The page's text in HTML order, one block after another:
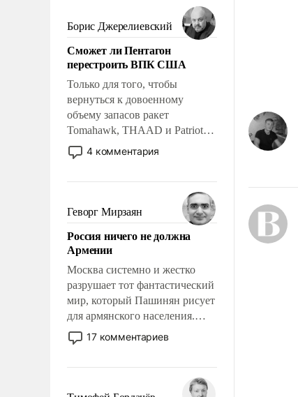
Борис Джерелиевский
Сможет ли Пентагон
перестроить ВПК США
Только для того, чтобы
вернуться к довоенному
объему запасов ракет
Tomahawk, THAAD и Patriot
США потребуется более трех
лет. Даже небольшая война с
Сложившаяся ситуация
означает многолетний период
уязвимости США, например,
перед Китаем.
4 комментария
Геворг Мирзаян
Россия ничего не должна
Армении
Москва системно и жестко
разрушает тот фантастический
мир, который Пашинян рисует
для армянского населения.
Мир, где политические
прожекты будут безусловно
налогоплательщиков и где
17 комментариев